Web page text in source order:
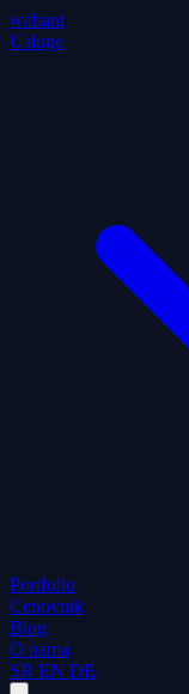
webant
Usluge
Portfolio
Cenovnik
Blog
O nama
SR EN DE